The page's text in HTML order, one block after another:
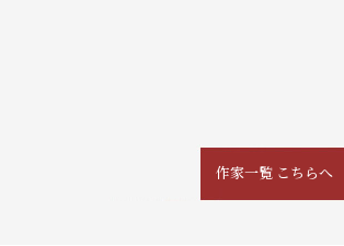
作家一覧 こちらへ